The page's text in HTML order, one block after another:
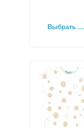
Выбрать ...